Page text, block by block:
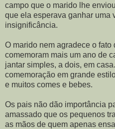
campo que o marido lhe
que ela esperava ganhar uma
insignificância.
O marido nem agradece o
comemoram mais um ano de
jantar simples, a dois, em
comemoração em grande
e muitos comes e bebes.
Os pais não dão importância
amassado que os pequenos
as mãos de quem apenas